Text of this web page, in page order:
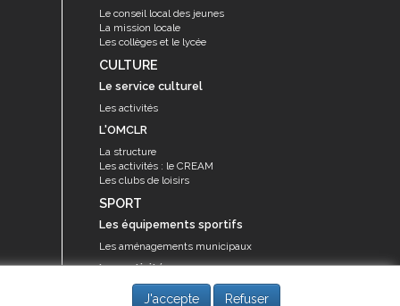
J'accepte Refuser
Le conseil local des jeunes
La mission locale
Les collèges et le lycée
CULTURE
Le service culturel
Les activités
L'OMCLR
La structure
Les activités : le CREAM
Les clubs de loisirs
SPORT
Les équipements sportifs
Les aménagements municipaux
Les activités
Les activités du service des sports